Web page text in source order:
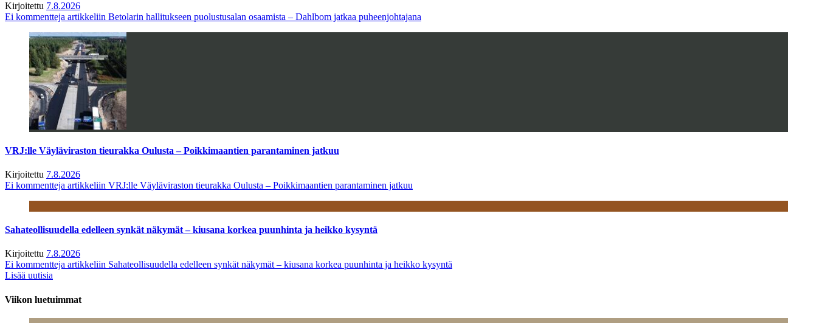
Kirjoitettu 7.8.2026
Ei kommentteja artikkeliin Betolarin hallitukseen puolustusalan osaamista – Dahlbom jatkaa puheenjohtajana
VRJ:lle Väyläviraston tieurakka Oulusta – Poikkimaantien parantaminen jatkuu
Kirjoitettu 7.8.2026
Ei kommentteja artikkeliin VRJ:lle Väyläviraston tieurakka Oulusta – Poikkimaantien parantaminen jatkuu
Sahateollisuudella edelleen synkät näkymät – kiusana korkea puunhinta ja heikko kysyntä
Kirjoitettu 7.8.2026
Ei kommentteja artikkeliin Sahateollisuudella edelleen synkät näkymät – kiusana korkea puunhinta ja heikko kysyntä
Lisää uutisia
Viikon luetuimmat